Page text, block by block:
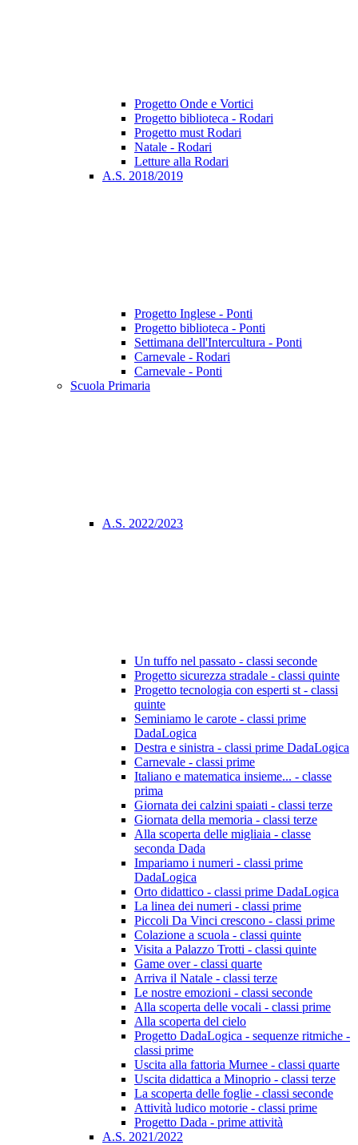
Progetto Onde e Vortici
Progetto biblioteca - Rodari
Progetto must Rodari
Natale - Rodari
Letture alla Rodari
A.S. 2018/2019
Progetto Inglese - Ponti
Progetto biblioteca - Ponti
Settimana dell'Intercultura - Ponti
Carnevale - Rodari
Carnevale - Ponti
Scuola Primaria
A.S. 2022/2023
Un tuffo nel passato - classi seconde
Progetto sicurezza stradale - classi quinte
Progetto tecnologia con esperti st - classi
quinte
Seminiamo le carote - classi prime
DadaLogica
Destra e sinistra - classi prime DadaLogica
Carnevale - classi prime
Italiano e matematica insieme... - classe
prima
Giornata dei calzini spaiati - classi terze
Giornata della memoria - classi terze
Alla scoperta delle migliaia - classe
seconda Dada
Impariamo i numeri - classi prime
DadaLogica
Orto didattico - classi prime DadaLogica
La linea dei numeri - classi prime
Piccoli Da Vinci crescono - classi prime
Colazione a scuola - classi quinte
Visita a Palazzo Trotti - classi quinte
Game over - classi quarte
Arriva il Natale - classi terze
Le nostre emozioni - classi seconde
Alla scoperta delle vocali - classi prime
Alla scoperta del cielo
Progetto DadaLogica - sequenze ritmiche -
classi prime
Uscita alla fattoria Murnee - classi quarte
Uscita didattica a Minoprio - classi terze
La scoperta delle foglie - classi seconde
Attività ludico motorie - classi prime
Progetto Dada - prime attività
A.S. 2021/2022